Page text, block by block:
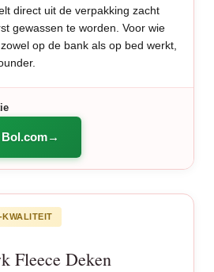
direct uit de verpakking zacht
gewassen te worden. Voor wie
op de bank als op bed werkt,
KWALITEIT
Fleece Deken